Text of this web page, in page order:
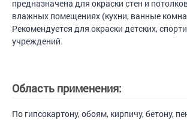
предназначена для окраски стен и
влажных помещениях (кухни, ванные
Рекомендуется для окраски детских,
учреждений.
Область применения:
По гипсокартону, обоям, кирпичу, бетону,